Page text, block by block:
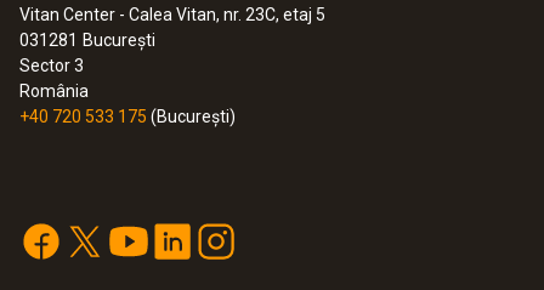
Vitan Center - Calea Vitan, nr. 23C, etaj 5
031281 București
Sector 3
România
+40 720 533 175 (București)